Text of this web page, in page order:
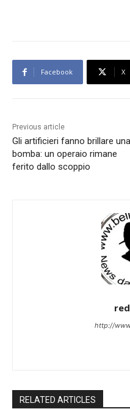
Facebook X
Previous article
Gli artificieri fanno brillare una
bomba: un operaio rimane
ferito dallo scoppio
http://
RELATED ARTICLES